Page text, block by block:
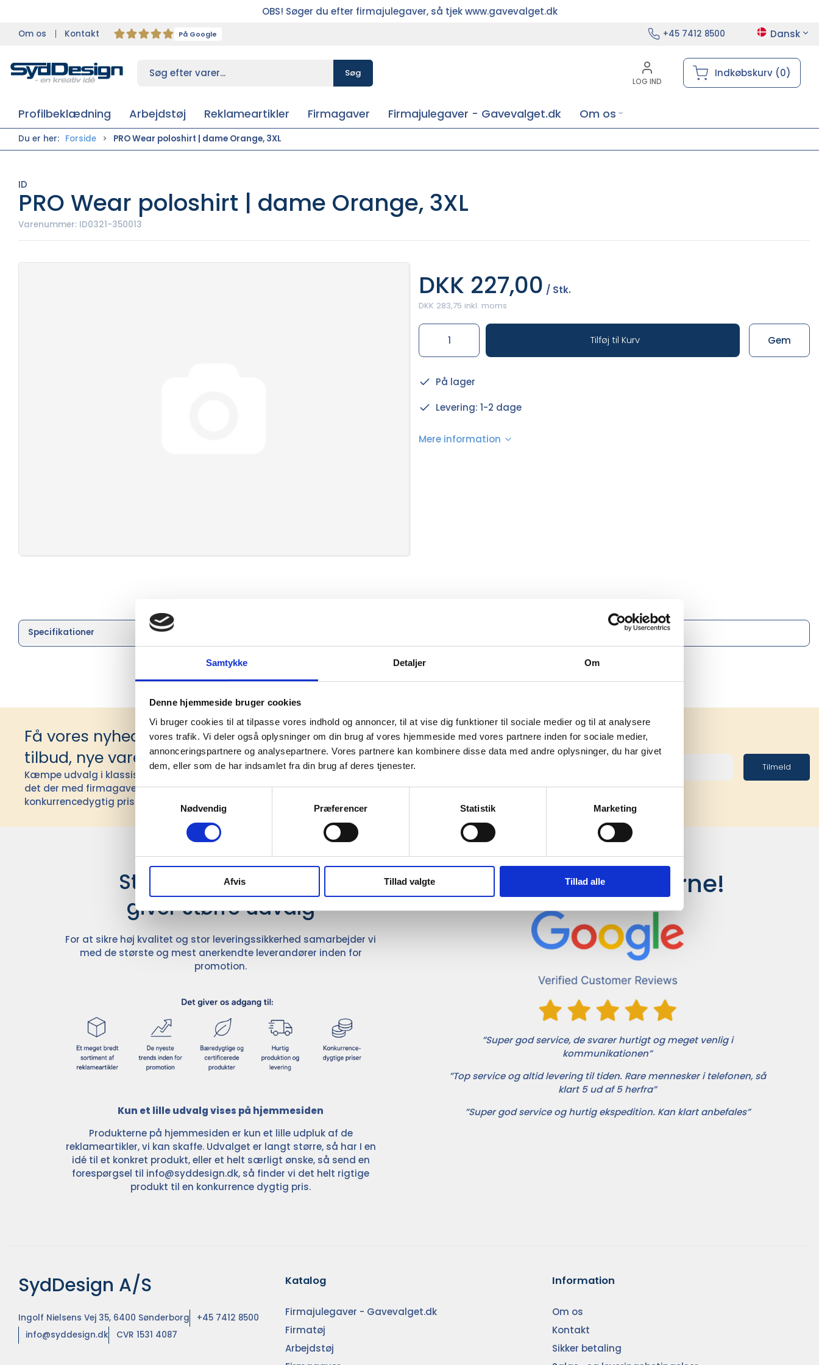
Samtykke Detaljer Om
Denne hjemmeside bruger cookies
Vi bruger cookies til at tilpasse vores indhold og annoncer, til at vise dig funktioner til sociale medier og til at analysere
vores trafik. Vi deler også oplysninger om din brug af vores hjemmeside med vores partnere inden for sociale medier,
annonceringspartnere og analysepartnere. Vores partnere kan kombinere disse data med andre oplysninger, du har givet
dem, eller som de har indsamlet fra din brug af deres tjenester.
Samtykkevalg
Nødvendig
Præferencer Statistik Marketing
Afvis Tillad valgte Tillad alle
OBS! Søger du efter firmajulegaver, så tjek www.gavevalget.dk
Om os Kontakt På Google +45 7412 8500 Dansk
Søg
LOG IND
Indkøbskurv (0)
Profilbeklædning Arbejdstøj Reklameartikler Firmagaver Firmajulegaver - Gavevalget.dk Om os
Du er her: Forside PRO Wear poloshirt | dame Orange, 3XL
ID
PRO Wear poloshirt | dame Orange, 3XL
Varenummer: ID0321-350013
DKK 227,00 / Stk.
DKK 283,75 inkl. moms
Tilføj til Kurv Gem
På lager
Levering: 1-2 dage
Mere information
Specifikationer
Få vores nyhedsbrev med information om
tilbud, nye varer og andet godt
Kæmpe udvalg i klassiske og nyskabende gaveidéer til din virksomhed. Vi kan
det der med firmagaver, og har ydet god personlig service til en
konkurrencedygtig pris siden 1991.
Tilmeld
Stærke leverandører
giver større udvalg
For at sikre høj kvalitet og stor leveringssikkerhed samarbejder vi
med de største og mest anerkendte leverandører inden for
promotion.
Kun et lille udvalg vises på hjemmesiden
Produkterne på hjemmesiden er kun et lille udpluk af de
reklameartikler, vi kan skaffe. Udvalget er langt større, så har I en
idé til et konkret produkt, eller et helt særligt ønske, så send en
forespørgsel til info@syddesign.dk, så finder vi det helt rigtige
produkt til en konkurrence dygtig pris.
Det siger kunderne!
”Super god service, de svarer hurtigt og meget venlig i
kommunikationen”
”Top service og altid levering til tiden. Rare mennesker i telefonen, så
klart 5 ud af 5 herfra”
”Super god service og hurtig ekspedition. Kan klart anbefales”
SydDesign A/S
Ingolf Nielsens Vej 35, 6400 Sønderborg
+45 7412 8500
info@syddesign.dk
CVR 1531 4087
Katalog
Firmajulegaver - Gavevalget.dk
Firmatøj
Arbejdstøj
Information
Om os
Kontakt
Sikker betaling